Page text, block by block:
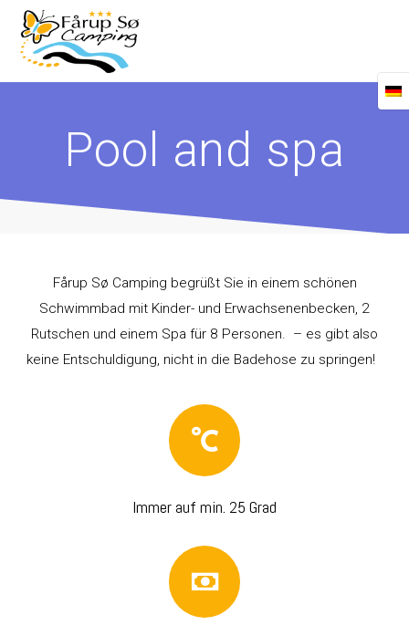
Pool and spa
Fårup Sø Camping begrüßt Sie in einem schönen
Schwimmbad mit Kinder- und Erwachsenenbecken, 2
Rutschen und einem Spa für 8 Personen. – es gibt also
keine Entschuldigung, nicht in die Badehose zu springen!
Immer auf min. 25 Grad